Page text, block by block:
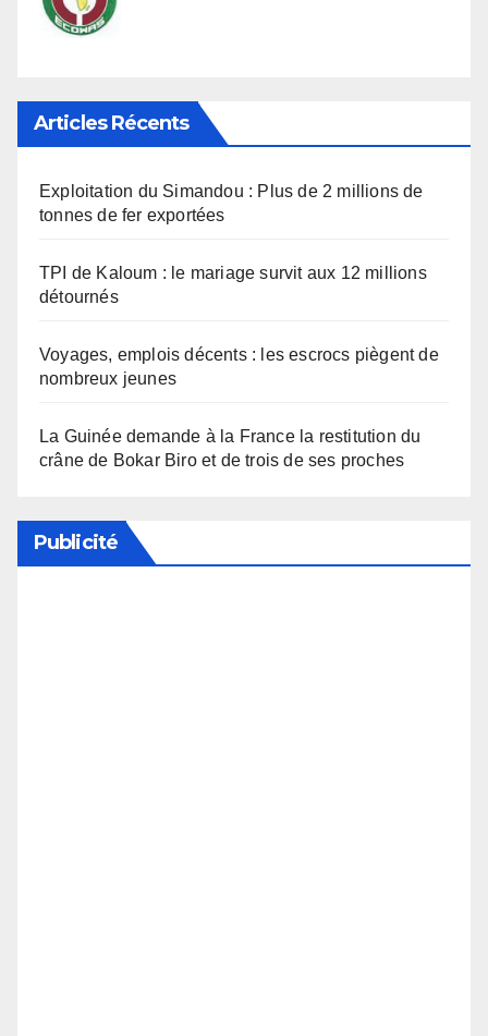
Articles Récents
Exploitation du Simandou : Plus de 2 millions de
tonnes de fer exportées
TPI de Kaloum : le mariage survit aux 12 millions
détournés
Voyages, emplois décents : les escrocs piègent de
nombreux jeunes
La Guinée demande à la France la restitution du
crâne de Bokar Biro et de trois de ses proches
Publicité